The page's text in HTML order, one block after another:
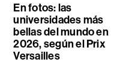
En fotos: las
universidades más
bellas del mundo en
2026, según el Prix
Versailles